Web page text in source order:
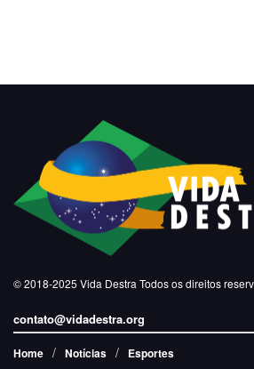
© 2018-2025 Vida Destra Todos os direitos
contato@vidadestra.org
Home Notícias Esportes